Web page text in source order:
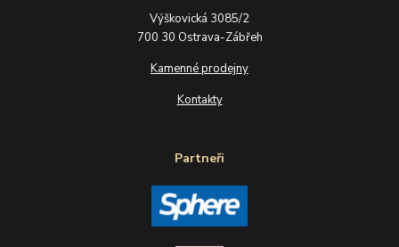
Výškovická 3085/2
700 30 Ostrava-Zábřeh
Kamenné prodejny
Kontakty
Partneři